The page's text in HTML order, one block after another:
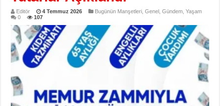
Editör 4 Temmuz 2026 Bugünün Manşetleri ,Genel ,Gündem ,Yaşam
0
107